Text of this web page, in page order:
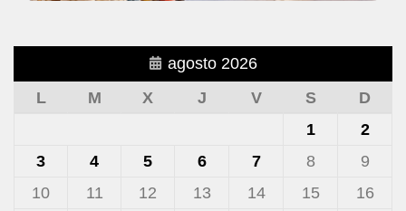
agosto 2026
L
M X J V S
D
1
2
3
4 5 6 7 8
9
10
11 12 13 14 15
16